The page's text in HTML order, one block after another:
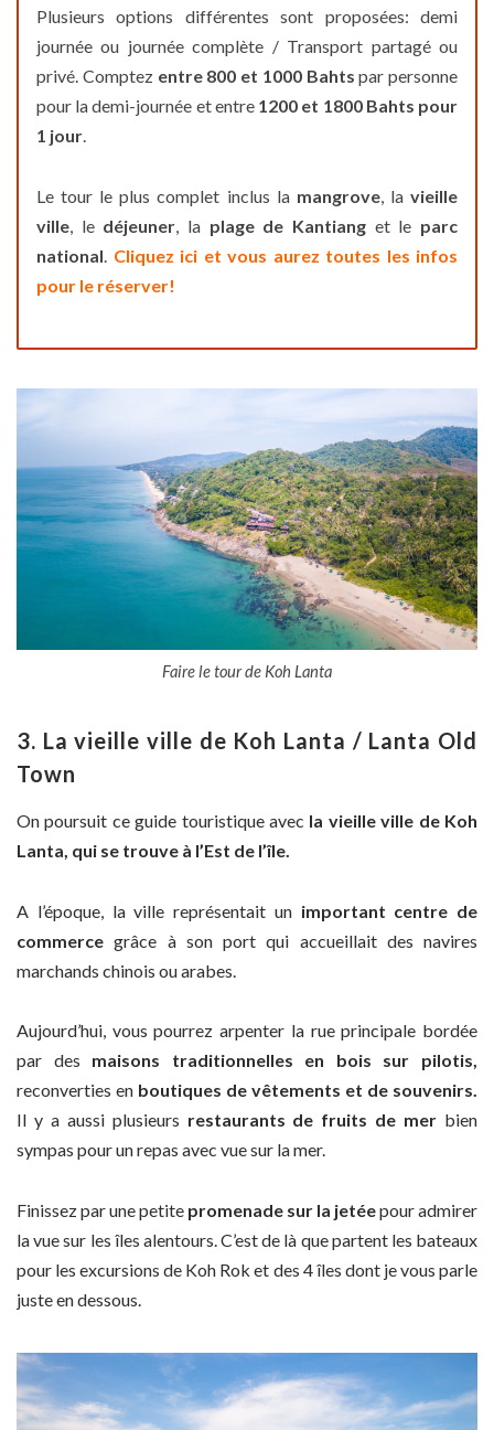
Plusieurs options différentes sont proposées: demi
journée ou journée complète / Transport partagé ou
privé. Comptez entre 800 et 1000 Bahts par personne
pour la demi-journée et entre 1200 et 1800 Bahts pour
1 jour.
Le tour le plus complet inclus la mangrove, lavieille
ville , le déjeuner , la plage de Kantiang et le parc
national Cliquez ici et vous aurez toutes les infos
pour le réserver!
Faire le tour de Koh Lanta
3. La vieille ville de Koh Lanta / Lanta Old
Town
On poursuit ce guide touristique avec la vieille ville de Koh
Lanta, qui se trouve à l’Est de l’île.
A l’époque, la ville représentait unimportant centre de
commerce grâce à son port qui accueillait des navires
marchands chinois ou arabes.
Aujourd’hui, vous pourrez arpenter la rue principale bordée
par des maisons traditionnelles en bois sur pilotis,
reconverties en boutiques de vêtements et de souvenirs.
Il y a aussi plusieurs restaurants de fruits de mer bien
sympas pour un repas avec vue sur la mer.
Finissez par une petite promenade sur la jetéepour admirer
la vue sur les îles alentours. C’est de là que partent les bateaux
pour les excursions de Koh Rok et des 4 îles dont je vous parle
juste en dessous.